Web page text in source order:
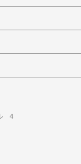
4